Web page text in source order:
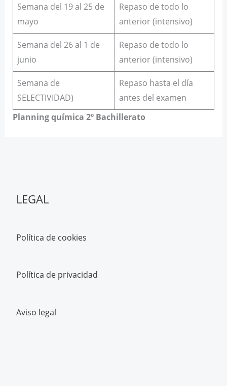
Semana del 19 al 25 de
mayo
Repaso de todo lo
anterior (intensivo)
Semana del 26 al 1 de
junio
Repaso de todo lo
anterior (intensivo)
Semana de
SELECTIVIDAD)
Repaso hasta el día
antes del examen
Planning química 2º Bachillerato
LEGAL
Política de cookies
Política de privacidad
Aviso legal